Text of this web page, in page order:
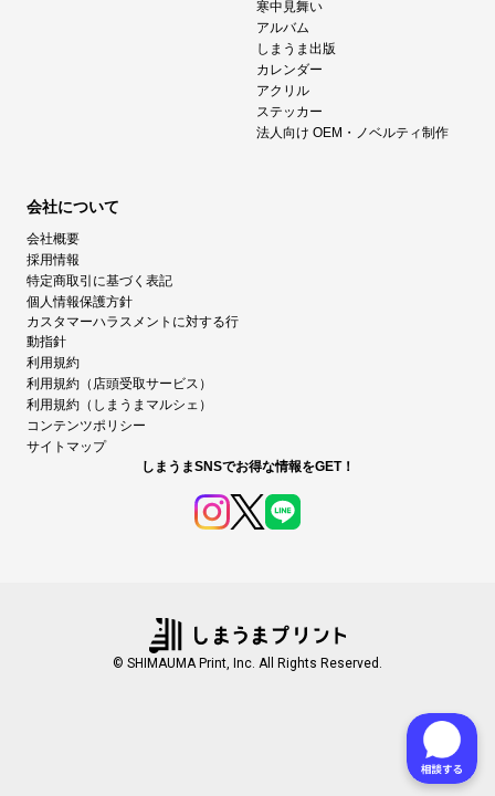
寒中見舞い
アルバム
しまうま出版
カレンダー
アクリル
ステッカー
法人向け OEM・ノベルティ制作
会社について
会社概要
採用情報
特定商取引に基づく表記
個人情報保護方針
カスタマーハラスメントに対する行
動指針
利用規約
利用規約（店頭受取サービス）
利用規約（しまうまマルシェ）
コンテンツポリシー
サイトマップ
しまうまSNSでお得な情報をGET！
© SHIMAUMA Print, Inc. All Rights Reserved.